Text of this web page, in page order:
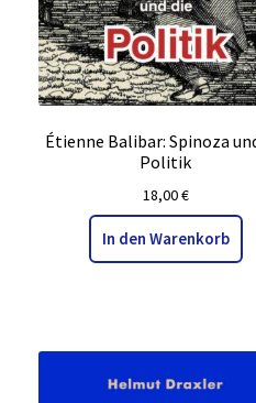
Étienne Balibar: Spinoza
Politik
18,00€
In den Warenkorb